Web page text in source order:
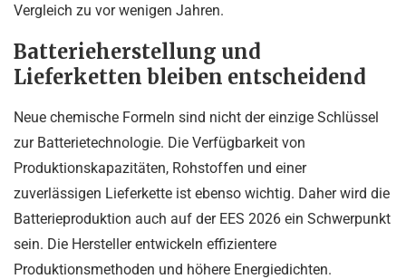
Vergleich zu vor wenigen Jahren.
Batterieherstellung und
Lieferketten bleiben entscheidend
Neue chemische Formeln sind nicht der einzige Schlüssel
zur Batterietechnologie. Die Verfügbarkeit von
Produktionskapazitäten, Rohstoffen und einer
zuverlässigen Lieferkette ist ebenso wichtig. Daher wird die
Batterieproduktion auch auf der EES 2026 ein Schwerpunkt
sein. Die Hersteller entwickeln effizientere
Produktionsmethoden und höhere Energiedichten.